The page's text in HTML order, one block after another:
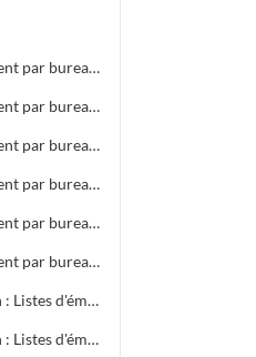
Elections présidentielles 2002 : Listes d'émargement par bureau de vote : 1 à 5
Elections présidentielles 2002 : Listes d'émargement par bureau de vote : 6 à 10
Elections présidentielles 2002 : Listes d'émargement par bureau de vote : 11 à 16 ( pas de 12 )
Elections présidentielles 2002 : Listes d'émargement par bureau de vote : 17 à 21
Elections présidentielles 2002 : Listes d'émargement par bureau de vote : 22 à 25
Elections présidentielles 2002 : Listes d'émargement par bureau de vote : 26 à 29
Elections législatives 2002 - 4ème circonscription : Listes d'émargement par bureau de vote : 01 à 05
Elections législatives 2002 - 4ème circonscription : Listes d'émargement par bureau de vote : 06 à 09